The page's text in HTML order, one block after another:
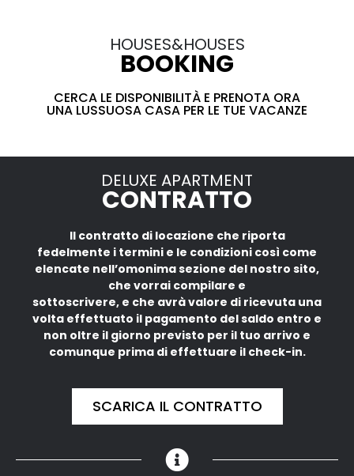
HOUSES&HOUSES
BOOKING
CERCA LE DISPONIBILITÀ E PRENOTA ORA
UNA LUSSUOSA CASA PER LE TUE VACANZE
DELUXE APARTMENT
CONTRATTO
Il contratto di locazione che riporta
fedelmente i termini e le condizioni così come
elencate nell’omonima sezione del nostro sito,
che vorrai compilare e
sottoscrivere, e che avrà valore di ricevuta una
volta effettuato il pagamento del saldo entro e
non oltre il giorno previsto per il tuo arrivo e
comunque prima di effettuare il check-in.
SCARICA IL CONTRATTO